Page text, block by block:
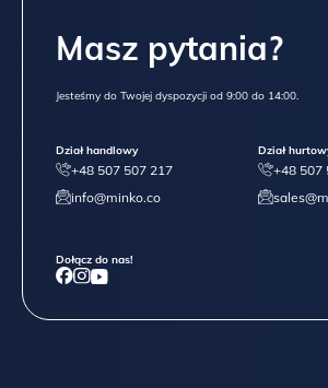
Masz pytania?
Jesteśmy do Twojej dyspozycji od 9:00 do 14:00.
Dział handlowy
+48 507 507 217
info@minko.co
Dział
+48 507
Dołącz do nas!